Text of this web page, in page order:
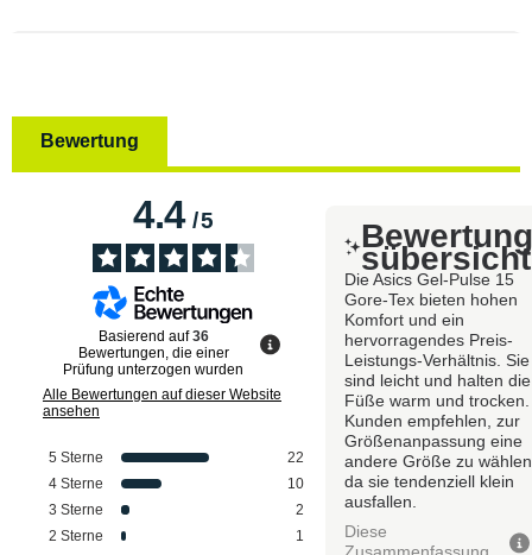
Bewertung
4.4/5
Basierend auf36
Bewertungen, die einer
Prüfung unterzogen wurden
Alle Bewertungen auf dieser Website
ansehen
5 Sterne
22
4 Sterne
10
3 Sterne
2
2 Sterne
1
sübersicht
Die Asics Gel-Pulse 15
Gore-Tex bieten hohen
Komfort und ein
hervorragendes Preis-
Leistungs-Verhältnis. Sie
sind leicht und halten die
Füße warm und trocken.
Kunden empfehlen, zur
Größenanpassung eine
andere Größe zu
da sie tendenziell klein
ausfallen.
Diese
Zusammenfassung